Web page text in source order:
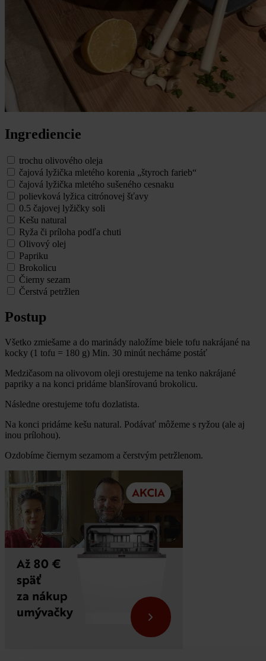
Ingrediencie
trochu olivového oleja
čajová lyžička mletého korenia „štyroch farieb“
čajová lyžička mletého sušeného cesnaku
polievková lyžica citrónovej šťavy
0.5 čajovej lyžičky soli
Kešu natural
Ryža či príloha podľa chuti
Olivový olej
Papriku
Brokolicu
Čierny sezam
Čerstvá petržlen
Postup
Všetko zmiešame a do marinády naložíme biele tofu nakrájané na
kocky (1 tofu = 180 g) Min. 30 minút necháme postáť
Medzičasom na olivovom oleji orestujeme na tenko nakrájané
papriky a na konci pridáme blanšírovanú brokolicu.
Následne orestujeme tofu dozlatista.
Na konci pridáme kešu natural. Podávať môžeme s ryžou (ale aj
inou prílohou).
Ozdobíme čiernym sezamom a čerstvým petržlenom.